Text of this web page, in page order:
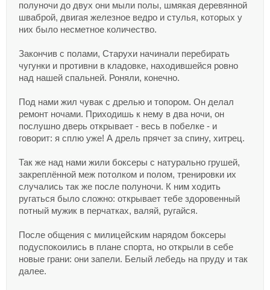
полуночи до двух они мыли полы, шмякая деревянной
шваброй, двигая железное ведро и стулья, которых у
них было несметное количество.
Закончив с полами, Старухи начинали перебирать
чугунки и противни в кладовке, находившейся ровно
над нашей спальней. Роняли, конечно.
Под нами жил чувак с дрелью и топором. Он делал
ремонт ночами. Приходишь к нему в два ночи, он
послушно дверь открывает - весь в побелке - и
говорит: я сплю уже! А дрель прячет за спину, хитрец.
Так же над нами жили боксеры с натурально грушей,
закреплённой меж потолком и полом, тренировки их
случались так же после полуночи. К ним ходить
ругаться было сложно: открывает тебе здоровенный
потный мужик в перчатках, валяй, ругайся.
После общения с милицейским нарядом боксеры
подуспокоились в плане спорта, но открыли в себе
новые грани: они запели. Белый лебедь на пруду и так
далее.